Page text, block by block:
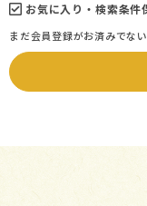
お気に入り・検索条
まだ会員登録がお済みでな